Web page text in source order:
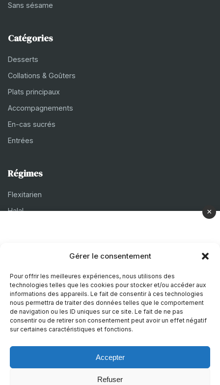
Gérer le consentement
Pour offrir les meilleures expériences, nous utilisons des
technologies telles que les cookies pour stocker et/ou accéder aux
informations des appareils. Le fait de consentir à ces technologies
nous permettra de traiter des données telles que le comportement
de navigation ou les ID uniques sur ce site. Le fait de ne pas
consentir ou de retirer son consentement peut avoir un effet négatif
sur certaines caractéristiques et fonctions.
Accepter
Refuser
Sans sésame
Catégories
Desserts
Collations & Goûters
Plats principaux
Accompagnements
En-cas sucrés
Entrées
Régimes
Flexitarien
Halal
À propos
Mentions légales
Politique de confidentialité
Politique de cookies
×